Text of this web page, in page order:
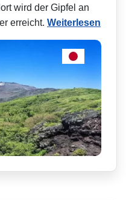
wird der Gipfel an
erreicht. Weiterlesen